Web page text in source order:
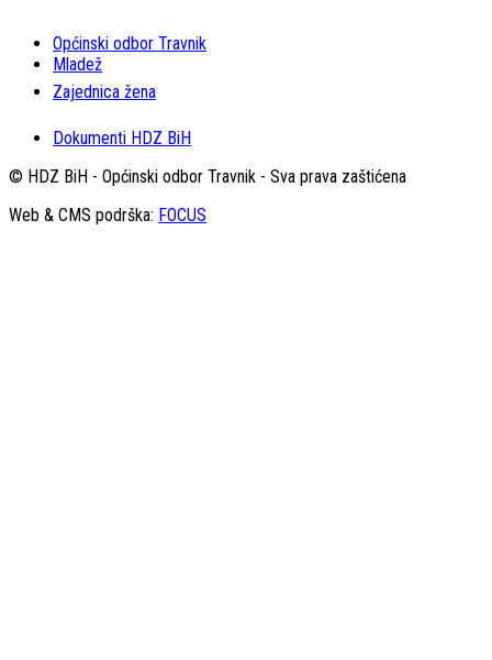
Općinski odbor Travnik
Mladež
Zajednica žena
Dokumenti HDZ BiH
© HDZ BiH - Općinski odbor Travnik - Sva prava zaštićena
Web & CMS podrška: FOCUS